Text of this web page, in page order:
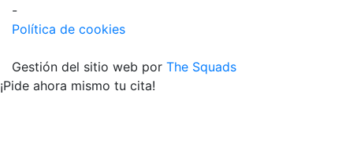
-
Política de cookies
Gestión del sitio web por The Squads
¡Pide ahora mismo tu cita!